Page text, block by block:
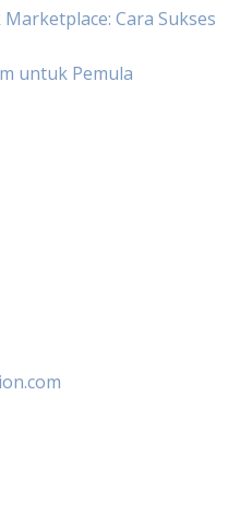
Cara Sukses
untuk Pemula